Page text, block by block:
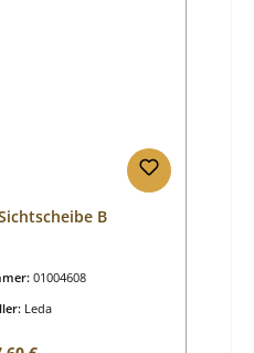
B
01004608
Leda